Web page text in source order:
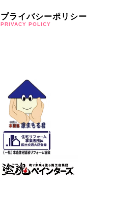
プライバシーポリシー
PRIVACY POLICY